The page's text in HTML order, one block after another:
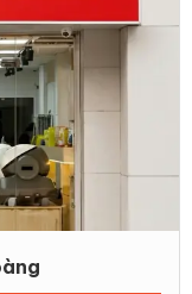
định kỳ sẽ giúp
lông trong nhà
mái. Sau khi tắm,
thiết để hạn chế
cơ mắc các bệnh
dụng các thiết bị
sấy lông, tông đơ
sóc thú cưng tại
gian và hiệu quả